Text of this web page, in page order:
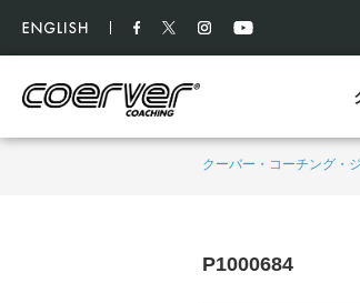
クーバー・コーチング・
P1000684